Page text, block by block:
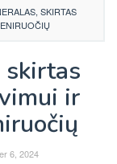
SKIRTAS
skirtas
ir
6, 2024